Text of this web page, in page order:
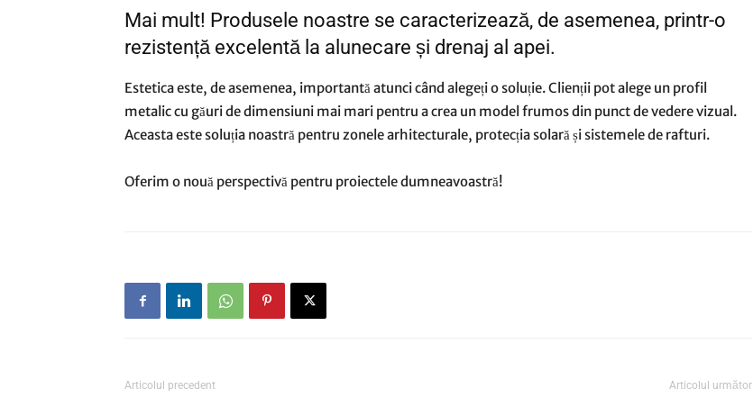
Mai mult! Produsele noastre se caracterizează, de asemenea, printr-o
rezistență excelentă la alunecare și drenaj al apei.
Estetica este, de asemenea, importantă atunci când alegeți o soluție. Clienții pot alege un profil
metalic cu găuri de dimensiuni mai mari pentru a crea un model frumos din punct de vedere vizual.
Aceasta este soluția noastră pentru zonele arhitecturale, protecția solară și sistemele de rafturi.
Oferim o nouă perspectivă pentru proiectele dumneavoastră!
Articolul precedent Articolul următor